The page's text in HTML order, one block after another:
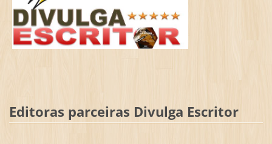
Editoras parceiras Divulga Escritor